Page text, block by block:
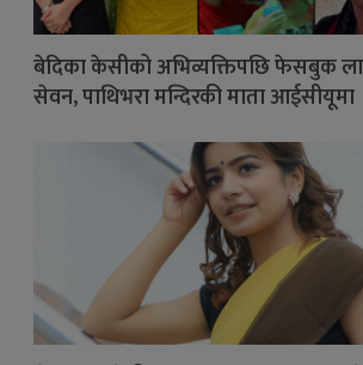
बेदिका केसीको अभिव्यक्तिपछि फेसबुक
सेवन, पाथिभरा मन्दिरकी माता आईसीयूमा